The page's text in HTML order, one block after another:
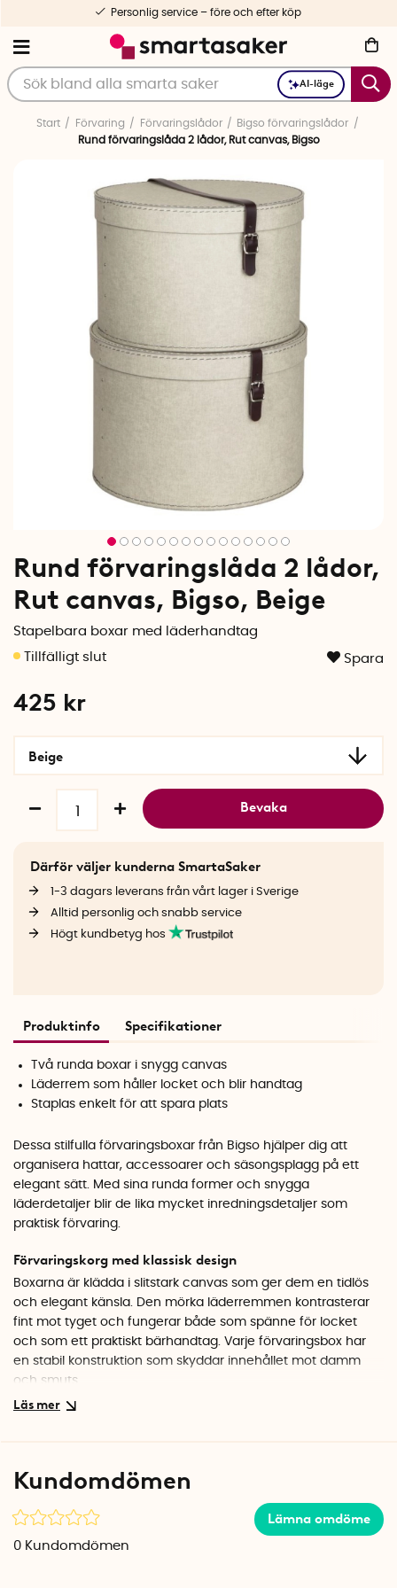
AI-läge
Personlig service – före och efter köp
Start Förvaring Förvaringslådor
Bigso förvaringslådor
Rund förvaringslåda 2 lådor, Rut canvas, Bigso
Rund förvaringslåda 2 lådor,
Rut canvas, Bigso, Beige
Stapelbara boxar med läderhandtag
Spara
425 kr
Beige
Bevaka
Därför väljer kunderna SmartaSaker
1-3 dagars leverans från vårt lager i Sverige
Alltid personlig och snabb service
Högt kundbetyg hos
Produktinfo Specifikationer
Två runda boxar i snygg canvas
Läderrem som håller locket och blir handtag
Staplas enkelt för att spara plats
Dessa stilfulla förvaringsboxar från Bigso hjälper dig att
organisera hattar, accessoarer och säsongsplagg på ett
elegant sätt. Med sina runda former och snygga
läderdetaljer blir de lika mycket inredningsdetaljer som
praktisk förvaring.
Förvaringskorg med klassisk design
Boxarna är klädda i slitstark canvas som ger dem en tidlös
och elegant känsla. Den mörka läderremmen kontrasterar
fint mot tyget och fungerar både som spänne för locket
och som ett praktiskt bärhandtag. Varje förvaringsbox har
en stabil konstruktion som skyddar innehållet mot damm
och smuts.
även använda dem för tröjor, scarves, väskor eller leksaker.
garderoben.
Smarta mått som sparar plats
Kundomdömen
Lämna omdöme
0 Kundomdömen